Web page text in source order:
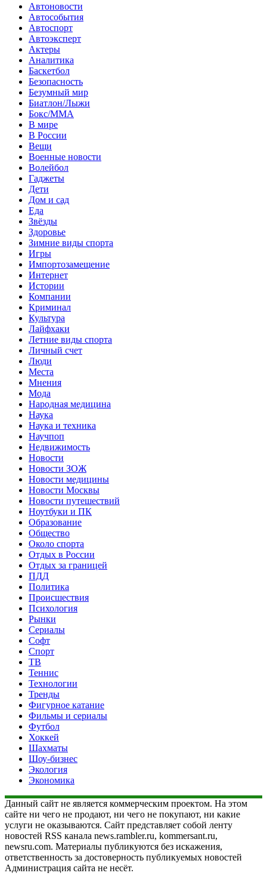
Автоновости
Автособытия
Автоспорт
Автоэксперт
Актеры
Аналитика
Баскетбол
Безопасность
Безумный мир
Биатлон/Лыжи
Бокс/MMA
В мире
В России
Вещи
Военные новости
Волейбол
Гаджеты
Дети
Дом и сад
Еда
Звёзды
Здоровье
Зимние виды спорта
Игры
Импортозамещение
Интернет
Истории
Компании
Криминал
Культура
Лайфхаки
Летние виды спорта
Личный счет
Люди
Места
Мнения
Мода
Народная медицина
Наука
Наука и техника
Научпоп
Недвижимость
Новости
Новости ЗОЖ
Новости медицины
Новости Москвы
Новости путешествий
Ноутбуки и ПК
Образование
Общество
Около спорта
Отдых в России
Отдых за границей
ПДД
Политика
Происшествия
Психология
Рынки
Сериалы
Софт
Спорт
ТВ
Теннис
Технологии
Тренды
Фигурное катание
Фильмы и сериалы
Футбол
Хоккей
Шахматы
Шоу-бизнес
Экология
Экономика
Данный сайт не является коммерческим проектом. На этом
сайте ни чего не продают, ни чего не покупают, ни какие
услуги не оказываются. Сайт представляет собой ленту
новостей RSS канала news.rambler.ru, kommersant.ru,
newsru.com. Материалы публикуются без искажения,
ответственность за достоверность публикуемых новостей
Администрация сайта не несёт.